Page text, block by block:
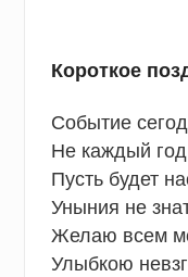
Короткое
Событие
Не каждый
Пусть будет
Уныния не
Желаю всем
Улыбкою